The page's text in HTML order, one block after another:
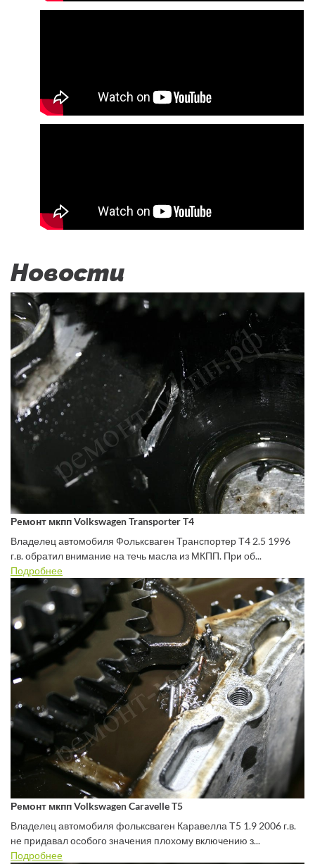
Новости
Ремонт мкпп Volkswagen Transporter T4
Владелец автомобиля Фольксваген Транспортер Т4 2.5 1996
г.в. обратил внимание на течь масла из МКПП. При об...
Подробнее
Ремонт мкпп Volkswagen Caravelle T5
Владелец автомобиля фольксваген Каравелла Т5 1.9 2006 г.в.
не придавал особого значения плохому включению з...
Подробнее